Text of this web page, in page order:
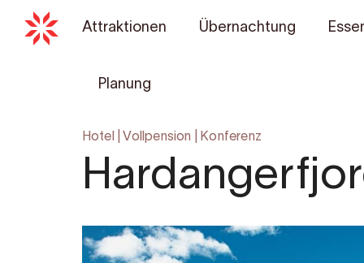
Attraktionen Übernachtung
Planung
Hotel Vollpension Konferenz